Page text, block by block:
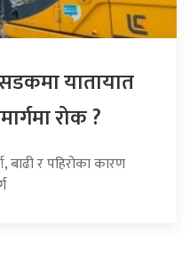
यातायात
रोक ?
बाढी र पहिरोका कारण